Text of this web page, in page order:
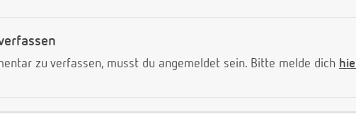
zu verfassen, musst du angemeldet sein. Bitte melde dich